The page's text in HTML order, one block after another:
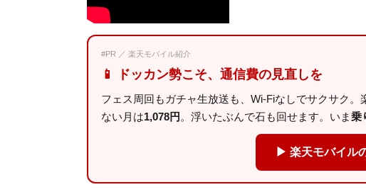
#PR ／ 楽天モバイル紹介
📱 ドッカン勢こそ、通信費の見直しを
フェス周回もガチャ生放送も、Wi-Fiなしでサクサク。
ない月は1,078円 。浮いたぶんで石も回せます。いま乗
▶ 楽天モバイル